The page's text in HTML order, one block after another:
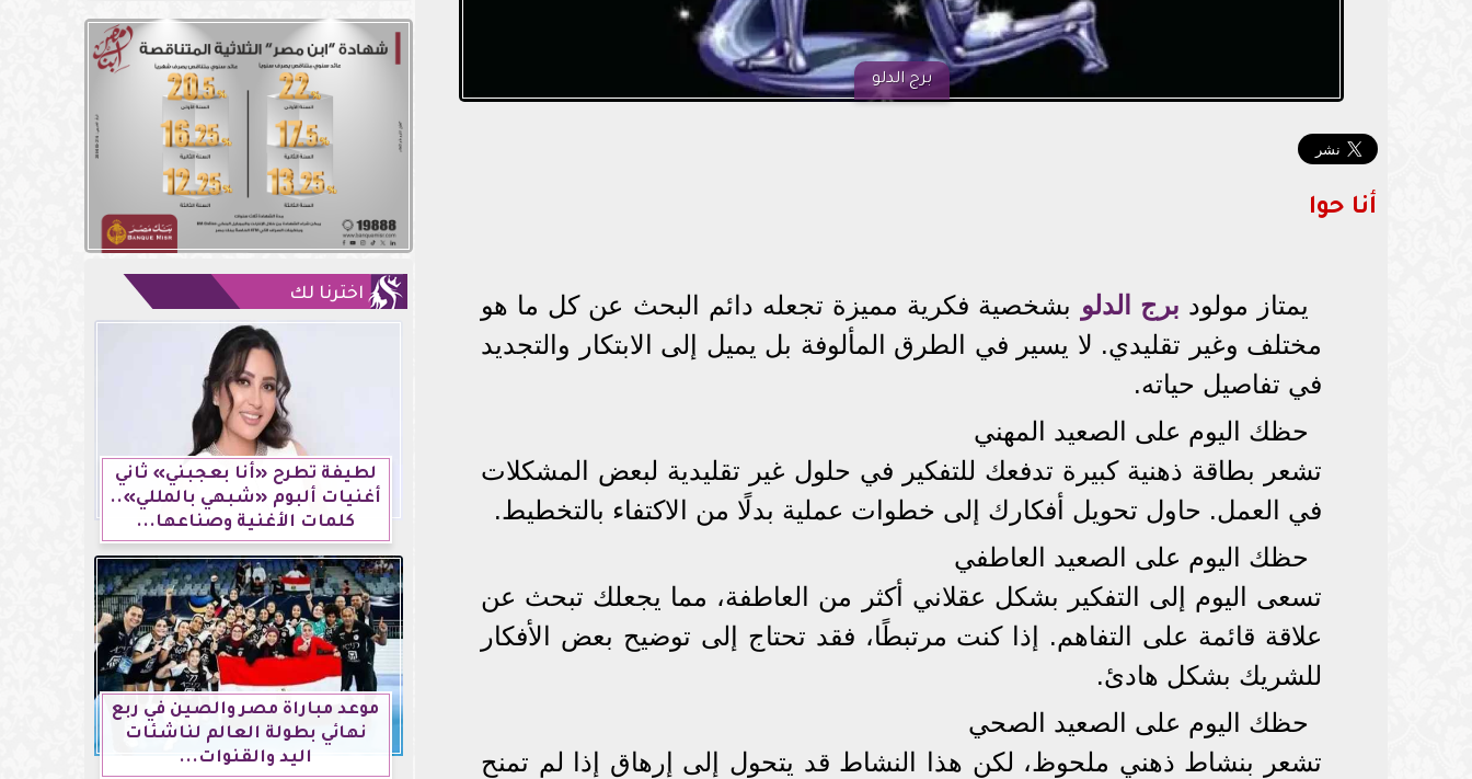
برج الدلو
أنا حوا
يمتاز مولود برج الدلو بشخصية فكرية مميزة تجعله دائم البحث عن كل ما هو
مختلف وغير تقليدي. لا يسير في الطرق المألوفة بل يميل إلى الابتكار والتجديد
في تفاصيل حياته.
حظك اليوم على الصعيد المهني
تشعر بطاقة ذهنية كبيرة تدفعك للتفكير في حلول غير تقليدية لبعض المشكلات
في العمل. حاول تحويل أفكارك إلى خطوات عملية بدلًا من الاكتفاء بالتخطيط.
حظك اليوم على الصعيد العاطفي
تسعى اليوم إلى التفكير بشكل عقلاني أكثر من العاطفة، مما يجعلك تبحث عن
علاقة قائمة على التفاهم. إذا كنت مرتبطًا، فقد تحتاج إلى توضيح بعض الأفكار
للشريك بشكل هادئ.
حظك اليوم على الصعيد الصحي
تشعر بنشاط ذهني ملحوظ، لكن هذا النشاط قد يتحول إلى إرهاق إذا لم تمنح
اخترنا لك
لطيفة تطرح «أنا بعجبني» ثاني
أغنيات ألبوم «شبهي بالمللي»..
كلمات الأغنية وصناعها...
موعد مباراة مصر والصين في ربع
نهائي بطولة العالم لناشئات
اليد والقنوات...